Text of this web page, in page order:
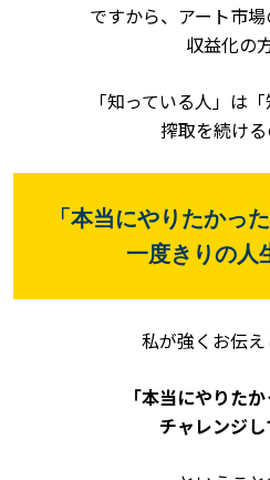
ですから、アート市
収益化の
「知っている人」は
搾取を続ける
「本当にやりたかっ
一度きりの人
私が強くお伝
「本当にやりたか
チャレンジ